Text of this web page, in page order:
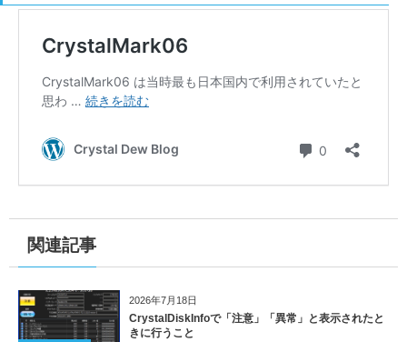
関連記事
2026年7月18日
CrystalDiskInfoで「注意」「異常」と表示されたと
きに行うこと